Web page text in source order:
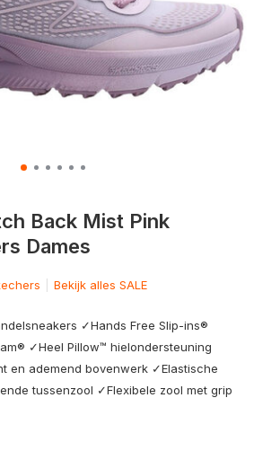
Back Mist Pink
Dames
Bekijk alles SALE
✓Hands Free Slip-ins®
✓Heel Pillow™ hielondersteuning
en ademend bovenwerk ✓Elastische
tussenzool ✓Flexibele zool met grip